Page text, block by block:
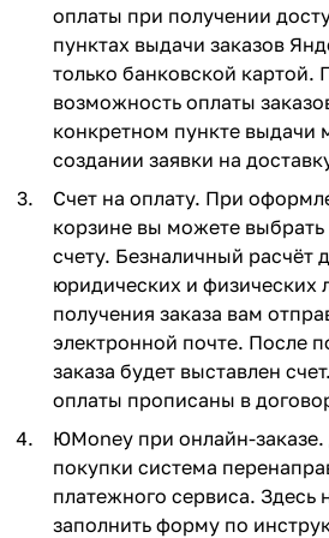
оплаты при получении
пунктах выдачи заказов
только банковской картой.
возможность оплаты
конкретном пункте выдачи
создании заявки на
Счет на оплату. При
корзине вы можете
счету. Безналичный расчёт
юридических и физических
получения заказа вам
электронной почте. После
заказа будет выставлен
оплаты прописаны в
ЮMoney при онлайн-
покупки система
платежного сервиса. Здесь
заполнить форму по